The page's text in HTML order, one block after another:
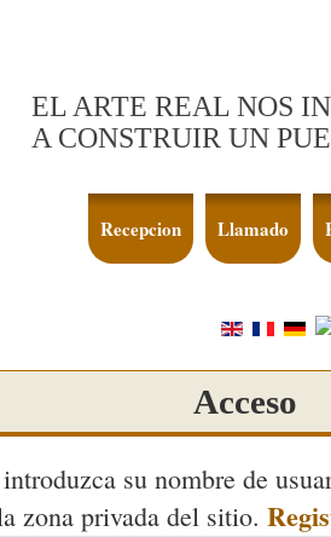
EL ARTE REAL NOS
A CONSTRUIR UN
Recepcion Llamado
Acceso
su nombre de
zona privada del sitio.